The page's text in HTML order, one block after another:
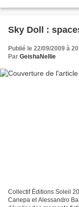
Sky Doll :
Publié le 22/09/2009 à
Par GeishaNellie
Collectif Éditions Soleil
Canepa et Alessandro